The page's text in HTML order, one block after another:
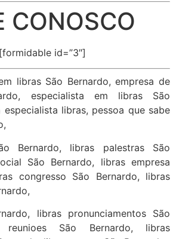
CONOSCO
[formidable id=”3″]
libras São Bernardo, empresa de
especialista em libras São
especialista libras, pessoa que sabe
Bernardo, libras palestras São
São Bernardo, libras empresa
congresso São Bernardo, libras
libras pronunciamentos São
reunioes São Bernardo, libras